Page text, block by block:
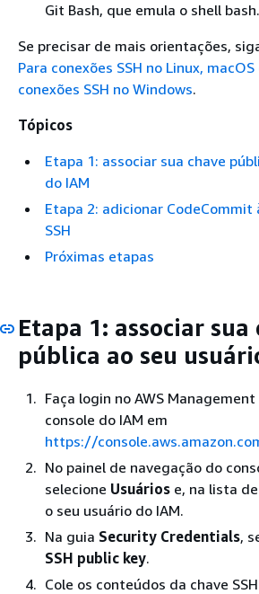
Git Bash, que emula o shell bash.
Se precisar de mais orientações,
Para conexões SSH no Linux,
conexões SSH no Windows.
Tópicos
Etapa 1: associar sua chave
do IAM
Etapa 2: adicionar
SSH
Próximas etapas
Etapa 1: associar sua
pública ao seu
Faça login no AWS
console do IAM em
https://
No painel de navegação do
selecione Usuários e, na lista
o seu usuário do IAM.
Na guia Security Credentials,
SSH public key.
Cole os conteúdos da chave